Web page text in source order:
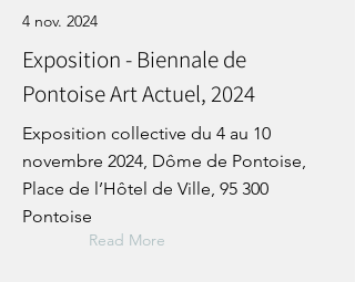
4 nov. 2024
Exposition - Biennale de
Pontoise Art Actuel, 2024
Exposition collective du 4 au 10
novembre 2024, Dôme de Pontoise,
Place de l’Hôtel de Ville, 95 300
Pontoise
Read More